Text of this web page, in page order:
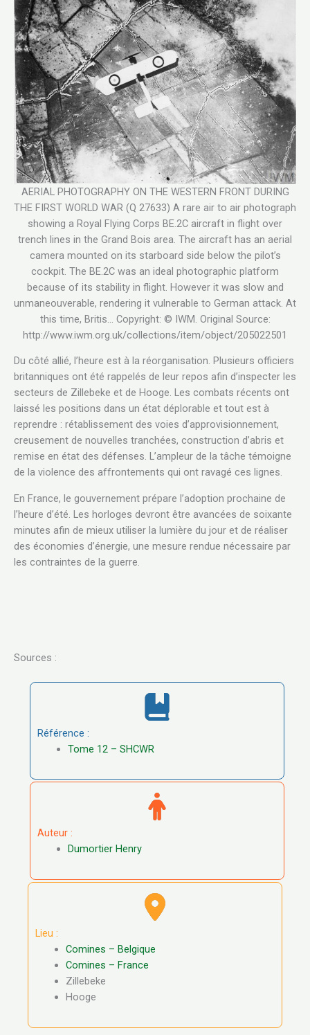
AERIAL PHOTOGRAPHY ON THE WESTERN FRONT DURING
THE FIRST WORLD WAR (Q 27633) A rare air to air photograph
showing a Royal Flying Corps BE.2C aircraft in flight over
trench lines in the Grand Bois area. The aircraft has an aerial
camera mounted on its starboard side below the pilot’s
cockpit. The BE.2C was an ideal photographic platform
because of its stability in flight. However it was slow and
unmaneouverable, rendering it vulnerable to German attack. At
this time, Britis… Copyright: © IWM. Original Source:
http://www.iwm.org.uk/collections/item/object/205022501
Du côté allié, l’heure est à la réorganisation. Plusieurs officiers
britanniques ont été rappelés de leur repos afin d’inspecter les
secteurs de Zillebeke et de Hooge. Les combats récents ont
laissé les positions dans un état déplorable et tout est à
reprendre : rétablissement des voies d’approvisionnement,
creusement de nouvelles tranchées, construction d’abris et
remise en état des défenses. L’ampleur de la tâche témoigne
de la violence des affrontements qui ont ravagé ces lignes.
En France, le gouvernement prépare l’adoption prochaine de
l’heure d’été. Les horloges devront être avancées de soixante
minutes afin de mieux utiliser la lumière du jour et de réaliser
des économies d’énergie, une mesure rendue nécessaire par
les contraintes de la guerre.
Sources :
Référence :
Tome 12 – SHCWR
Auteur :
Dumortier Henry
Lieu :
Comines – Belgique
Comines – France
Zillebeke
Hooge